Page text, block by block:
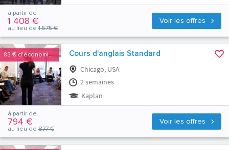
Voir les offres
à partir de
1 408 €
au lieu de 1 575 €
83 €d'économies Cours d'anglais Standard
Chicago, USA
2 semaines
Kaplan
Voir les offres
à partir de
794 €
au lieu de 877 €